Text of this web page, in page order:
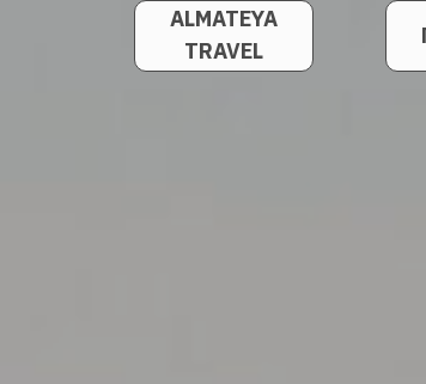
ALMATEYA
TRAVEL